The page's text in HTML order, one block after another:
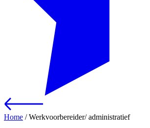
Home /Werkvoorbereider/ administratief